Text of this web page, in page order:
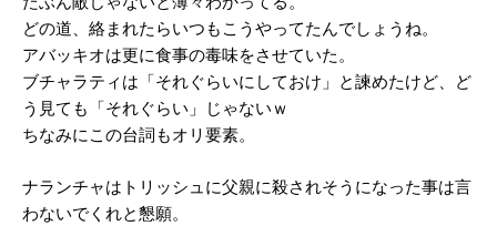
どの道、絡まれたらいつもこうやってたんでしょうね。
アバッキオは更に食事の毒味をさせていた。
ブチャラティは「それぐらいにしておけ」と諫めたけど、ど
う見ても「それぐらい」じゃないｗ
ちなみにこの台詞もオリ要素。
ナランチャはトリッシュに父親に殺されそうになった事は言
わないでくれと懇願。